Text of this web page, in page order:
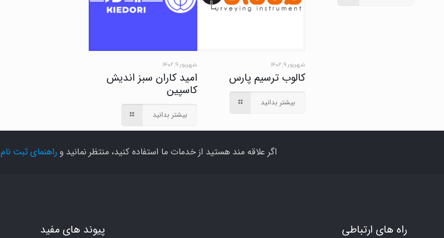
شهریور ۹, ۱۴۰۲
کالوب ترسیم پارس
بیشتر بدانید
شهریور ۹, ۱۴۰۲
امید کاران سبز اندیش
کاسپین
بیشتر بدانید
اگر علاقه مند هستید از خدمات ما استفاده کنید، منتظر نمانید و راهنمای ثبت نام
راه های ارتباطی پیوند های مفید